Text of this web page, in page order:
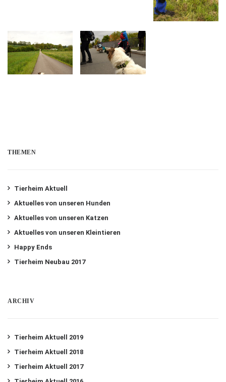
THEMEN
Tierheim Aktuell
Aktuelles von unseren Hunden
Aktuelles von unseren Katzen
Aktuelles von unseren Kleintieren
Happy Ends
Tierheim Neubau 2017
ARCHIV
Tierheim Aktuell 2019
Tierheim Aktuell 2018
Tierheim Aktuell 2017